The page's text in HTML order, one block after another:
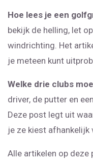
Hoe lees je een
bekijk de helling, let
windrichting. Het
je meteen kunt
Welke drie clubs
driver, de putter en
Deze post legt uit
je ze kiest afhankelijk
Alle artikelen op